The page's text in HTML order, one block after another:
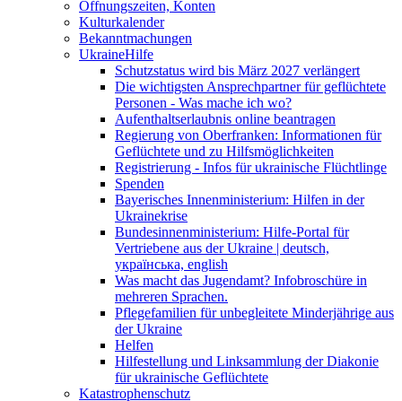
Öffnungszeiten, Konten
Kulturkalender
Bekanntmachungen
UkraineHilfe
Schutzstatus wird bis März 2027 verlängert
Die wichtigsten Ansprechpartner für geflüchtete
Personen - Was mache ich wo?
Aufenthaltserlaubnis online beantragen
Regierung von Oberfranken: Informationen für
Geflüchtete und zu Hilfsmöglichkeiten
Registrierung - Infos für ukrainische Flüchtlinge
Spenden
Bayerisches Innenministerium: Hilfen in der
Ukrainekrise
Bundesinnenministerium: Hilfe-Portal für
Vertriebene aus der Ukraine | deutsch,
українська, english
Was macht das Jugendamt? Infobroschüre in
mehreren Sprachen.
Pflegefamilien für unbegleitete Minderjährige aus
der Ukraine
Helfen
Hilfestellung und Linksammlung der Diakonie
für ukrainische Geflüchtete
Katastrophenschutz